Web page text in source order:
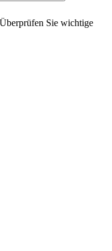
Sie wichtige